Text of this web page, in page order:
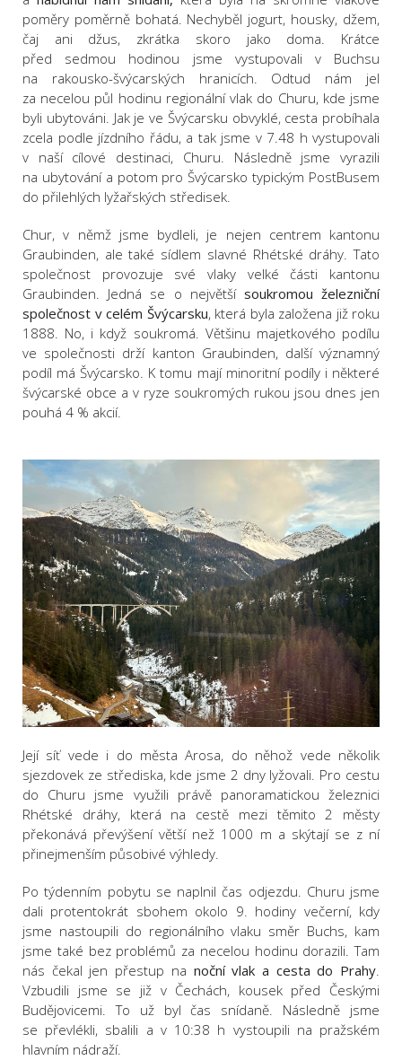
poměry poměrně bohatá. Nechyběl jogurt, housky, džem,
čaj ani džus, zkrátka skoro jako doma. Krátce
před sedmou hodinou jsme vystupovali v Buchsu
na rakousko-švýcarských hranicích. Odtud nám jel
za necelou půl hodinu regionální vlak do Churu, kde jsme
byli ubytováni. Jak je ve Švýcarsku obvyklé, cesta probíhala
zcela podle jízdního řádu, a tak jsme v 7.48 h vystupovali
v naší cílové destinaci, Churu. Následně jsme vyrazili
na ubytování a potom pro Švýcarsko typickým PostBusem
do přilehlých lyžařských středisek.
Chur, v němž jsme bydleli, je nejen centrem kantonu
Graubinden, ale také sídlem slavné Rhétské dráhy. Tato
společnost provozuje své vlaky velké části kantonu
Graubinden. Jedná se o největší soukromou železniční
společnost v celém Švýcarsku, která byla založena již roku
1888. No, i když soukromá. Většinu majetkového podílu
ve společnosti drží kanton Graubinden, další významný
podíl má Švýcarsko. K tomu mají minoritní podíly i některé
švýcarské obce a v ryze soukromých rukou jsou dnes jen
pouhá 4 % akcií.
Její síť vede i do města Arosa, do něhož vede několik
sjezdovek ze střediska, kde jsme 2 dny lyžovali. Pro cestu
do Churu jsme využili právě panoramatickou železnici
Rhétské dráhy, která na cestě mezi těmito 2 městy
překonává převýšení větší než 1000 m a skýtají se z ní
přinejmenším působivé výhledy.
Po týdenním pobytu se naplnil čas odjezdu. Churu jsme
dali protentokrát sbohem okolo 9. hodiny večerní, kdy
jsme nastoupili do regionálního vlaku směr Buchs, kam
jsme také bez problémů za necelou hodinu dorazili. Tam
nás čekal jen přestup na noční vlak a cesta do Prahy.
Vzbudili jsme se již v Čechách, kousek před Českými
Budějovicemi. To už byl čas snídaně. Následně jsme
se převlékli, sbalili a v 10:38 h vystoupili na pražském
hlavním nádraží.